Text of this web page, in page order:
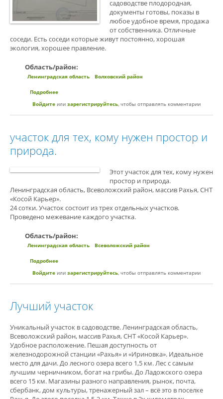
садоводстве плодородная,
документы готовы, показы в
любое удобное время, продажа
от собственника. Отличные
соседи. Есть соседи которые живут постоянно, хорошая
экология, хорошее правление.
Область/район:
Ленинградская область Волховский район
Подробнее
Войдите или зарегистрируйтесь, чтобы отправлять комментарии
участок для тех, кому нужен простор и
природа.
Этот участок для тех, кому нужен
простор и природа.
Ленинградская область, Всеволожский район, массив Рахья, СНТ
«Косой Карьер».
24 сотки. Участок состоит из трех отдельных участков.
Проведено межевание каждого участка.
Область/район:
Ленинградская область Всеволожский район
Подробнее
Войдите или зарегистрируйтесь, чтобы отправлять комментарии
Лучший участок
Уникальный участок в садоводстве. Ленинградская область,
Всеволожский район, массив Рахья, СНТ «Косой Карьер».
Удобное расположение. Пешая доступность от
железнодорожной станции «Рахья» и «Ириновка». Идеальное
место для дачи. До лесного озера всего 1,5 км. Лес с самым
лучшим черничником, богат на грибы. До Ладожского озера
всего 15 км. Магазины разного направления, рынок, почта,
сбербанк, дом культуры, тренажерный зал – всё это в поселке